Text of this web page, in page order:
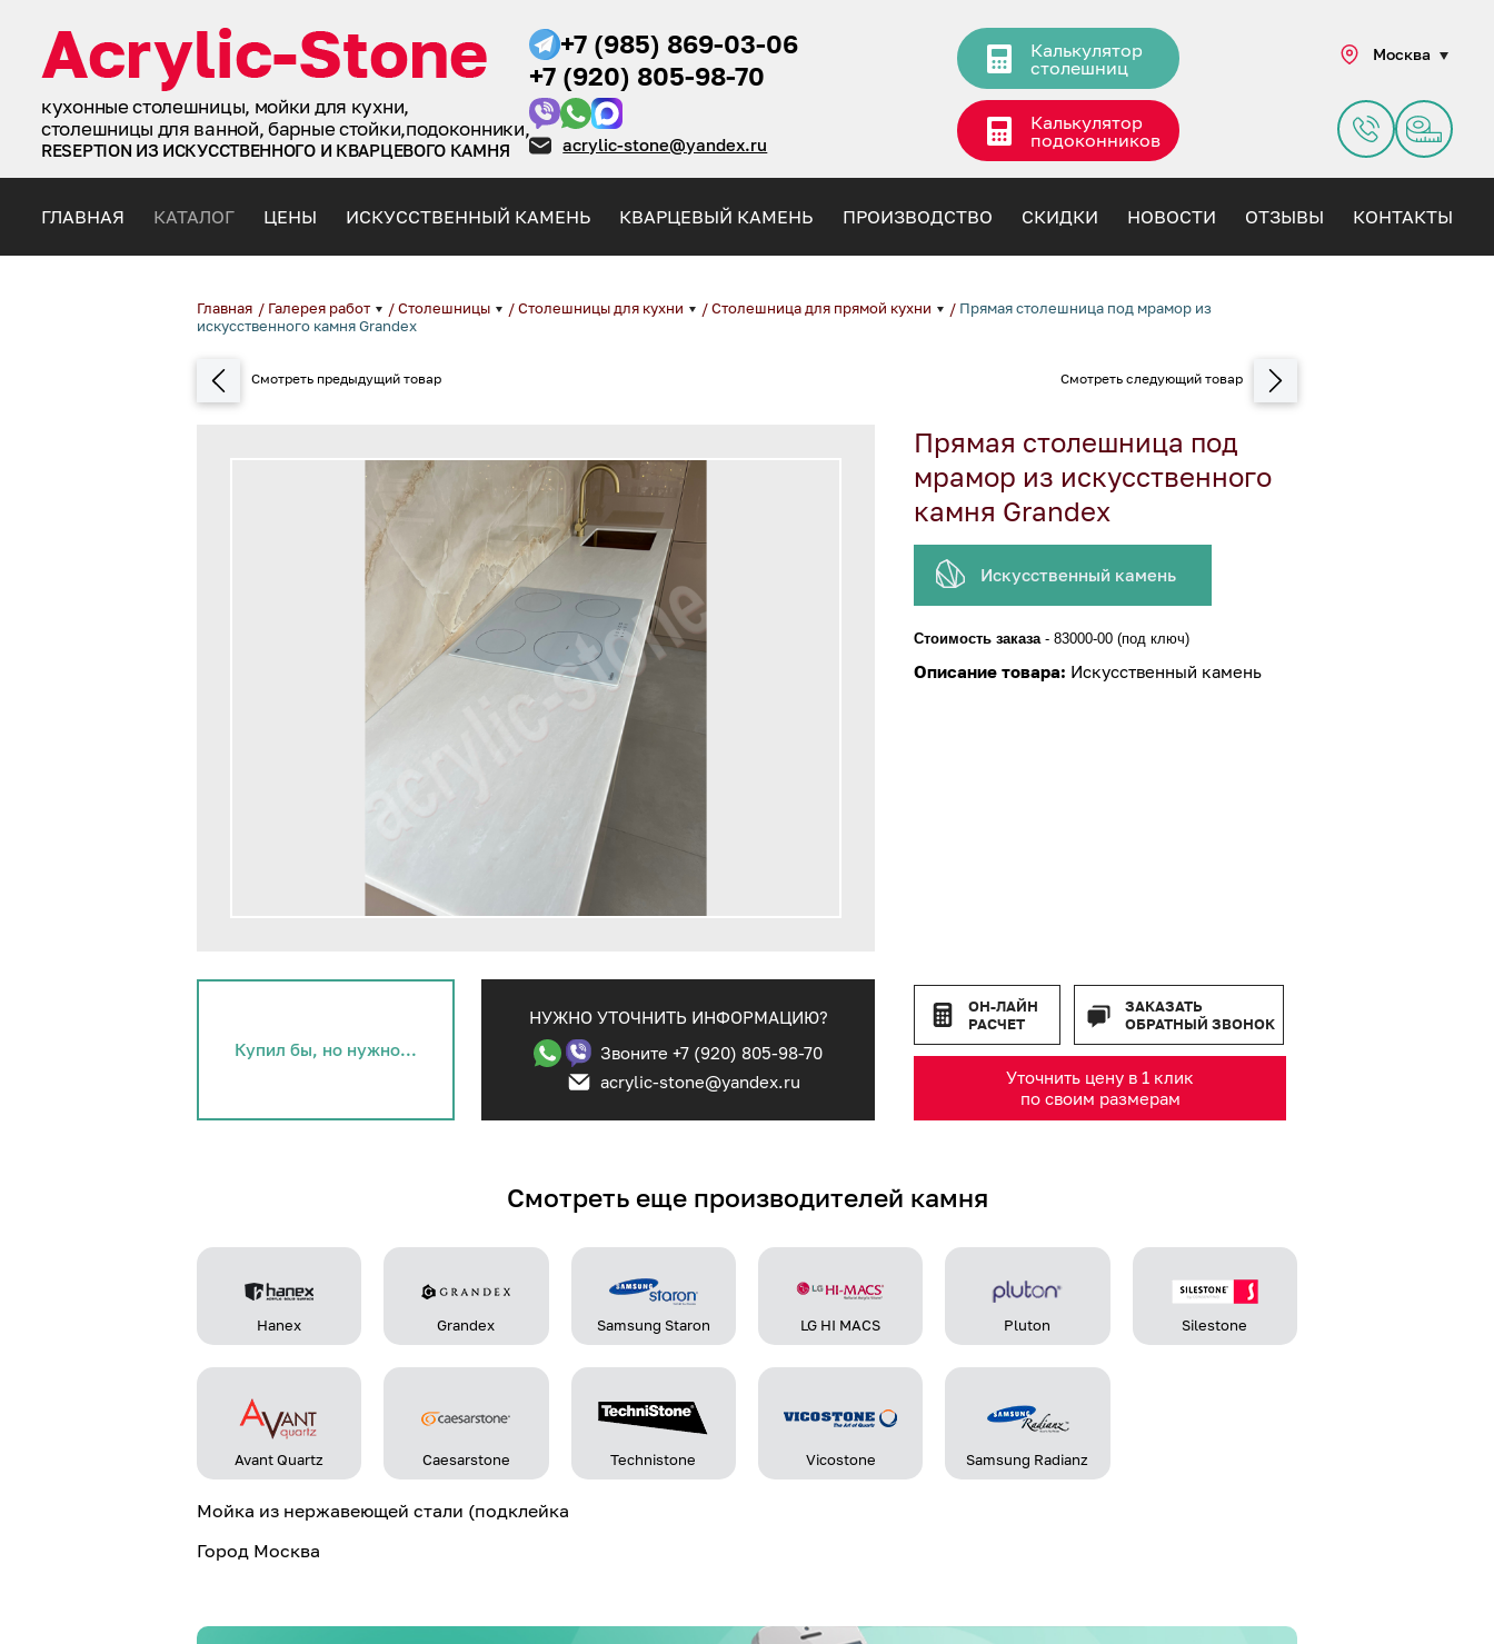
кухонные столешницы, мойки для кухни,
столешницы для ванной, барные стойки,подоконники,
RESEPTION ИЗ ИСКУССТВЕННОГО И КВАРЦЕВОГО КАМНЯ
+7 (985) 869-03-06
+7 (920) 805-98-70
acrylic-stone@yandex.ru
Калькулятор
столешниц
Калькулятор
подоконников
Москва
ГЛАВНАЯ КАТАЛОГ ЦЕНЫ ИСКУССТВЕННЫЙ КАМЕНЬ КВАРЦЕВЫЙ КАМЕНЬ ПРОИЗВОДСТВО СКИДКИ НОВОСТИ ОТЗЫВЫ КОНТАКТЫ
Главная / Галерея работ /Столешницы /Столешницы для кухни /Столешница для прямой кухни / Прямая столешница под мрамор из
искусственного камня Grandex
Купил бы, но нужно...
НУЖНО УТОЧНИТЬ ИНФОРМАЦИЮ?
Звоните +7 (920) 805-98-70
acrylic-stone@yandex.ru
Прямая столешница под
мрамор из искусственного
камня Grandex
Искусственный камень
Стоимость заказа- 83000-00 (под ключ)
Описание товара: Искусственный камень
ОН-ЛАЙН
РАСЧЕТ
ЗАКАЗАТЬ
ОБРАТНЫЙ ЗВОНОК
Уточнить цену в 1 клик
по своим размерам
Смотреть еще производителей камня
Hanex Grandex Samsung Staron LG HI MACS Pluton Silestone
Avant Quartz Caesarstone Technistone Vicostone Samsung Radianz
Мойка из нержавеющей стали (подклейка
Город Москва